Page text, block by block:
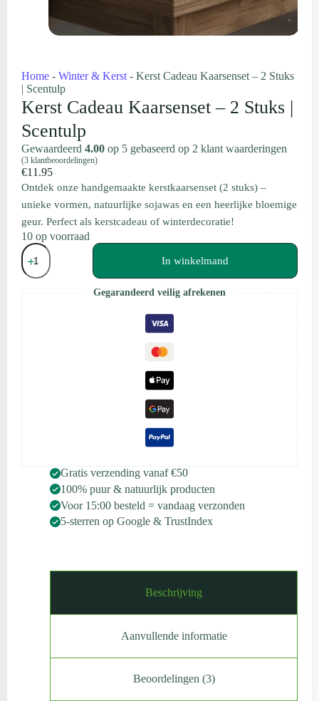
Home - Winter & Kerst - Kerst Cadeau Kaarsenset – 2 Stuks
| Scentulp
Kerst Cadeau Kaarsenset – 2 Stuks |
Scentulp
Gewaardeerd 4.00 op 5 gebaseerd op 2 klant waarderingen
(3 klantbeoordelingen)
€11.95
Ontdek onze handgemaakte kerstkaarsenset (2 stuks) –
unieke vormen, natuurlijke sojawas en een heerlijke bloemige
geur. Perfect als kerstcadeau of winterdecoratie!
10 op voorraad
Kerst
Cadeau
Kaarsenset
2
Stuks
|
Scentulp
aantal
In winkelmand
Gegarandeerd veilig afrekenen
Gratis verzending vanaf €50
100% puur & natuurlijk producten
Voor 15:00 besteld = vandaag verzonden
5-sterren op Google & TrustIndex
Beschrijving
Aanvullende informatie
Beoordelingen (3)